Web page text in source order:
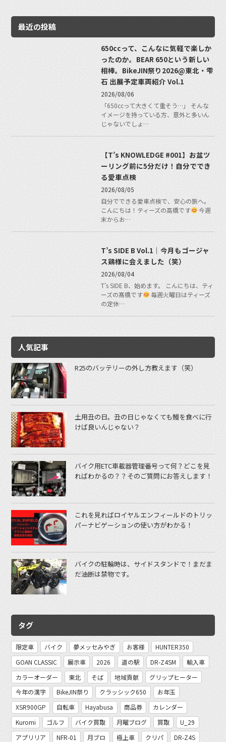
最近の投稿
650ccって、こんなに気軽で楽しか
ったのか。BEAR 650という新しい
相棒。BikeJIN祭り2026@東北・雫
石 出展予定車両紹介 Vol.1
2026/08/06
「650ccって大きくて重そう…」 そんな
イメージを持っている方、意外と多いん
じゃないでしょ…
【T’s KNOWLEDGE #001】お盆ツ
ーリング前に5分だけ！自分ででき
る愛車点検
2026/08/05
自分でできる愛車点検で、安心の旅へ。
こんにちは！ティーズの高橋です
今週
末からお…
T’s SIDE B Vol.1｜今月もゴージャ
ス鶏様に会えました（笑）
2026/08/04
T’s SIDE B、始めます。 こんにちは、ティ
ーズの髙橋です
毎週火曜日はティーズ
の定休…
人気記事
R25のバッテリーの外し方教えます（笑）
土用丑の日。丑の日じゃなくても鰻を食べに行
けば良いんじゃない？
バイク用ETC車載器管理番号って何？どこを見
ればわかるの？？そのご質問にお答えします！
これを見ればロイヤルエンフィールドのトリッ
パーナビゲーションの使い方がわかる！
バイクの駐輪時は、サイドスタンドで！まだま
だ油断は禁物です。
タグ
限定車 バイク 夢メッセみやぎ お客様
HUNTER350
GOAN CLASSIC
展示車 2026 道の駅 DR-Z4SM
輸入車
カラーオーダー
東北 そば 地域貢献
グリップヒーター
今年の漢字
BikeJIN祭り クラッシック650
お年玉
XSR900GP
自転車 Hayabusa 商品券
カレンダー
Kuromi
ゴルフ バイク買取 月曜ブログ 買取
U_29
アプリリア
NFR-01 月ブロ 極上車 クリパ
DR-Z4S